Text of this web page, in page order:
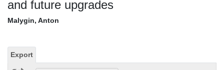
and future upgrades
Malygin, Anton
Export